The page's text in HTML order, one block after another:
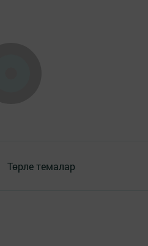
Төрле темалар